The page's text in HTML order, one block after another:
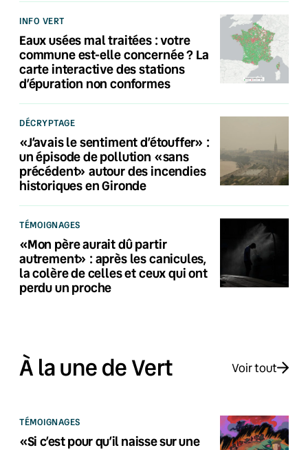
INFO VERT
Eaux usées mal traitées : votre
commune est-elle concernée ? La
carte interactive des stations
d’épuration non conformes
DÉCRYPTAGE
«J’avais le sentiment d’étouffer» :
un épisode de pollution «sans
précédent» autour des incendies
historiques en Gironde
TÉMOIGNAGES
«Mon père aurait dû partir
autrement» : après les canicules,
la colère de celles et ceux qui ont
perdu un proche
À la une de Vert Voir tout
TÉMOIGNAGES
«Si c’est pour qu’il naisse sur une